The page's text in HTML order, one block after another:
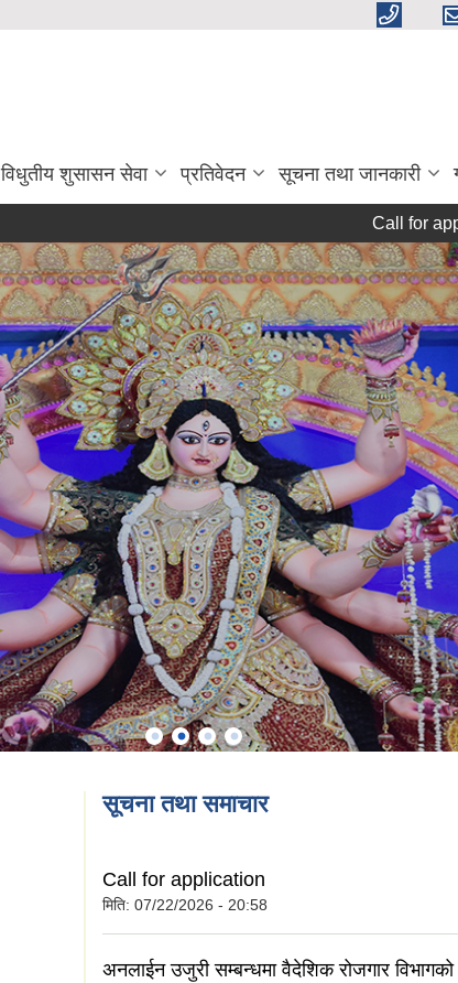
विधुतीय शुसासन सेवा प्रतिवेदन सूचना तथा जानकारी
Call for
सूचना तथा समाचार
Call for application
मिति: 07/22/2026 - 20:58
अनलाईन उजुरी सम्बन्धमा वैदेशिक रोजगार